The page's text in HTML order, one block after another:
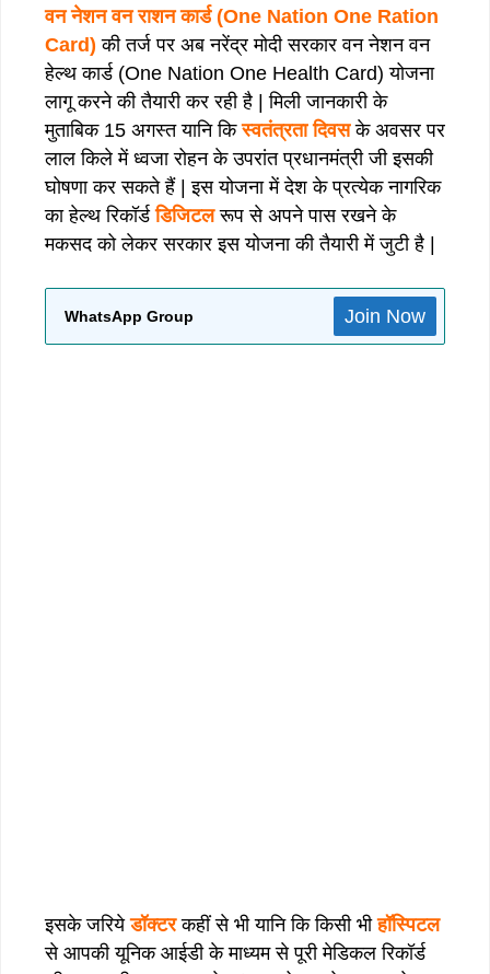
वन नेशन वन राशन कार्ड (One Nation One Ration
Card) की तर्ज पर अब नरेंद्र मोदी सरकार वन नेशन वन
हेल्थ कार्ड (One Nation One Health Card) योजना
लागू करने की तैयारी कर रही है | मिली जानकारी के
मुताबिक 15 अगस्त यानि किस्वतंत्रता दिवसके अवसर पर
लाल किले में ध्वजा रोहन के उपरांत प्रधानमंत्री जी इसकी
घोषणा कर सकते हैं | इस योजना में देश के प्रत्येक नागरिक
का हेल्थ रिकॉर्डडिजिटलरूप से अपने पास रखने के
मकसद को लेकर सरकार इस योजना की तैयारी में जुटी है |
WhatsApp Group Join Now
इसके जरियेडॉक्टरकहीं से भी यानि कि किसी भीहॉस्पिटल
से आपकी यूनिक आईडी के माध्यम से पूरी मेडिकल रिकॉर्ड